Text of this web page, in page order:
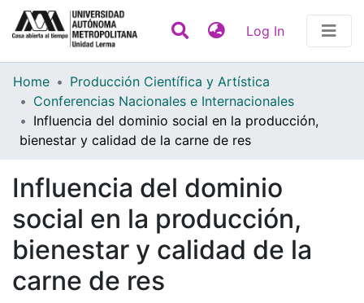
Log In(current)
Statistics
Communities & Collections
All of DSpace
Contact
Home
Producción Científica y Artística
Conferencias Nacionales e Internacionales
Influencia del dominio social en la producción,
bienestar y calidad de la carne de res
Influencia del dominio
social en la producción,
bienestar y calidad de la
carne de res